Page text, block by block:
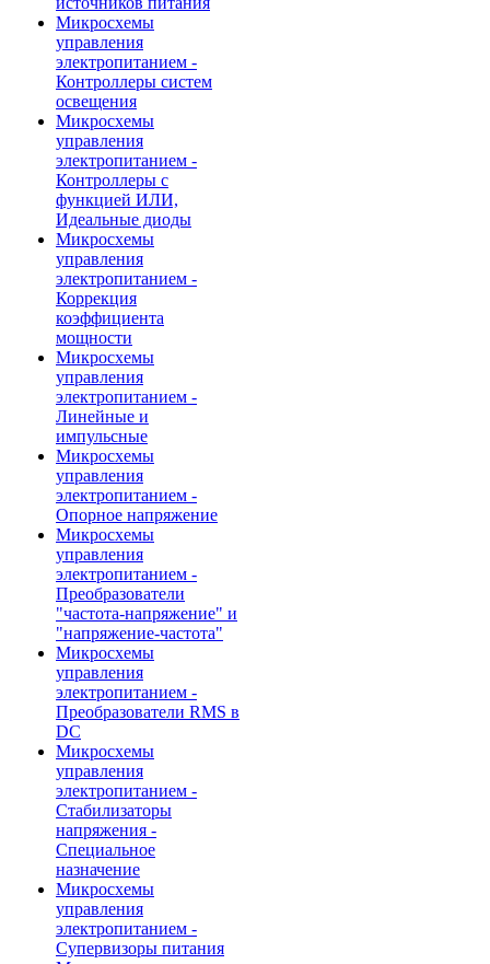
Микросхемы
управления
электропитанием -
Контроллеры систем
освещения
Микросхемы
управления
электропитанием -
Контроллеры с
функцией ИЛИ,
Идеальные диоды
Микросхемы
управления
электропитанием -
Коррекция
коэффициента
мощности
Микросхемы
управления
электропитанием -
Линейные и
импульсные
Микросхемы
управления
электропитанием -
Опорное напряжение
Микросхемы
управления
электропитанием -
Преобразователи
"частота-напряжение" и
"напряжение-частота"
Микросхемы
управления
электропитанием -
Преобразователи RMS в
DC
Микросхемы
управления
электропитанием -
Стабилизаторы
напряжения -
Специальное
назначение
Микросхемы
управления
электропитанием -
Супервизоры питания